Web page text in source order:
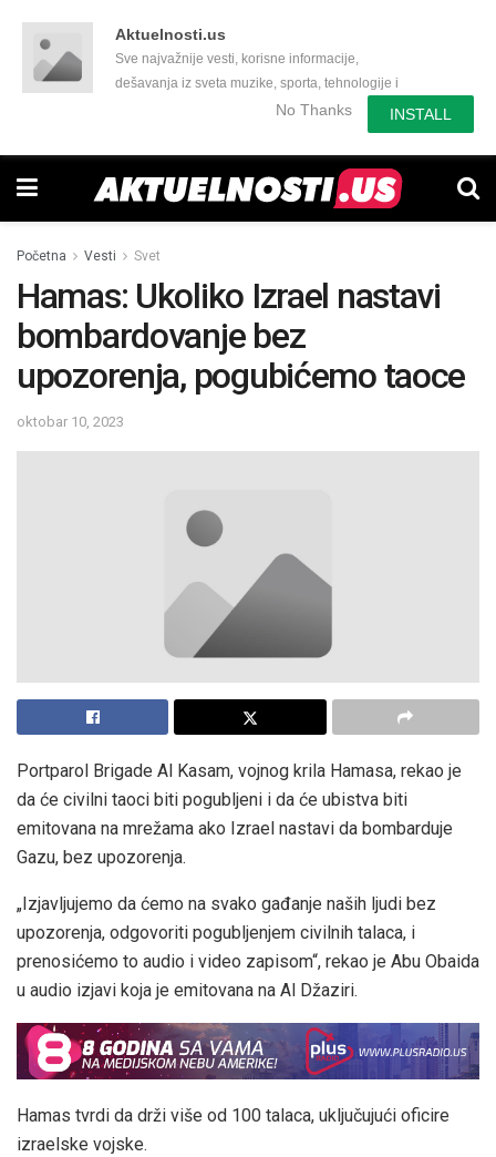
Aktuelnosti.us
Sve najvažnije vesti, korisne informacije,
dešavanja iz sveta muzike, sporta, tehnologije i
još mnogo toga zanimljivog.No Thanks INSTALL
Početna Vesti Svet
Hamas: Ukoliko Izrael nastavi
bombardovanje bez
upozorenja, pogubićemo taoce
oktobar 10, 2023
Portparol Brigade Al Kasam, vojnog krila Hamasa, rekao je
da će civilni taoci biti pogubljeni i da će ubistva biti
emitovana na mrežama ako Izrael nastavi da bombarduje
Gazu, bez upozorenja.
„Izjavljujemo da ćemo na svako gađanje naših ljudi bez
upozorenja, odgovoriti pogubljenjem civilnih talaca, i
prenosićemo to audio i video zapisom“, rekao je Abu Obaida
u audio izjavi koja je emitovana na Al Džaziri.
Hamas tvrdi da drži više od 100 talaca, uključujući oficire
izraelske vojske.